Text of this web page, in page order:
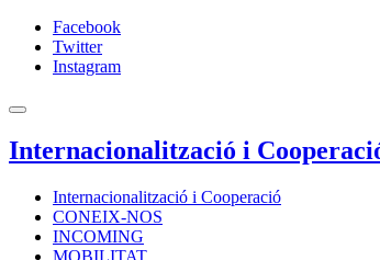
Facebook
Twitter
Instagram
Internacionalització i
Internacionalització i Cooperació
CONEIX-NOS
INCOMING
MOBILITAT